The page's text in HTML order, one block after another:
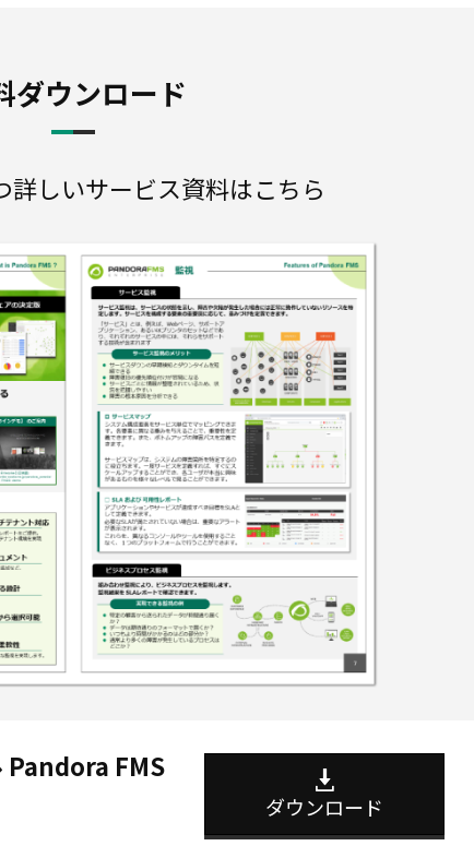
ダウンロード
詳しいサービス資料はこちら
Pandora FMS
ダウンロード